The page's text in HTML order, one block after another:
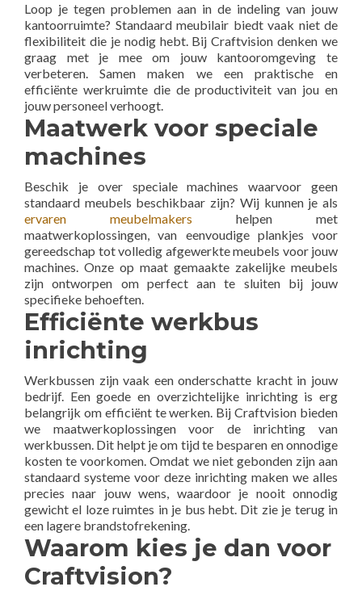
Loop je tegen problemen aan in de indeling van jouw
kantoorruimte? Standaard meubilair biedt vaak niet de
flexibiliteit die je nodig hebt. Bij Craftvision denken we
graag met je mee om jouw kantooromgeving te
verbeteren. Samen maken we een praktische en
efficiënte werkruimte die de productiviteit van jou en
jouw personeel verhoogt.
Maatwerk voor speciale
machines
Beschik je over speciale machines waarvoor geen
standaard meubels beschikbaar zijn? Wij kunnen je als
ervaren meubelmakers helpen met
maatwerkoplossingen, van eenvoudige plankjes voor
gereedschap tot volledig afgewerkte meubels voor jouw
machines. Onze op maat gemaakte zakelijke meubels
zijn ontworpen om perfect aan te sluiten bij jouw
specifieke behoeften.
Efficiënte werkbus
inrichting
Werkbussen zijn vaak een onderschatte kracht in jouw
bedrijf. Een goede en overzichtelijke inrichting is erg
belangrijk om efficiënt te werken. Bij Craftvision bieden
we maatwerkoplossingen voor de inrichting van
werkbussen. Dit helpt je om tijd te besparen en onnodige
kosten te voorkomen. Omdat we niet gebonden zijn aan
standaard systeme voor deze inrichting maken we alles
precies naar jouw wens, waardoor je nooit onnodig
gewicht el loze ruimtes in je bus hebt. Dit zie je terug in
een lagere brandstofrekening.
Waarom kies je dan voor
Craftvision?